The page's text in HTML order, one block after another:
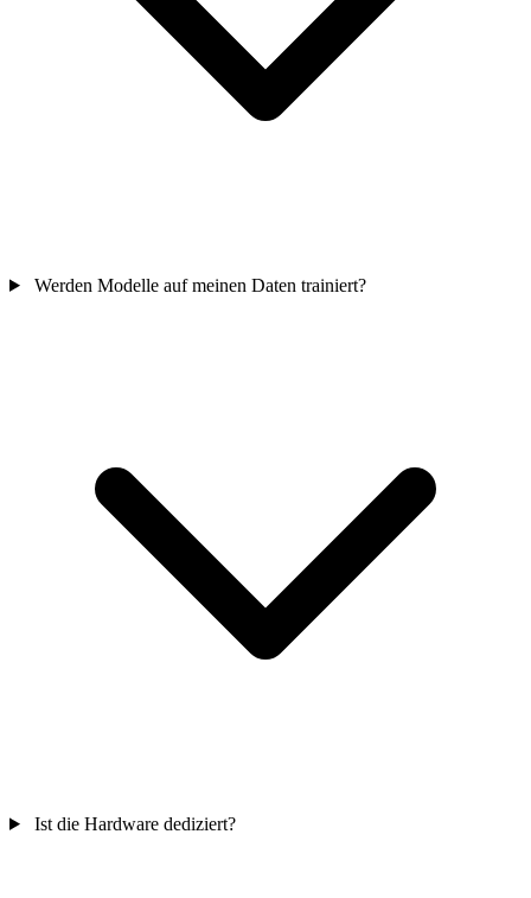
Werden Modelle auf meinen Daten trainiert?
Ist die Hardware dediziert?